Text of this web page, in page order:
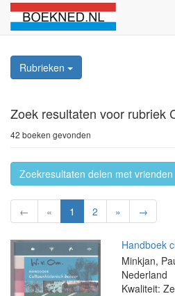
Rubrieken
Zoek resultaten voor rubriek
42 boeken gevonden
Zoekresultaten delen met vrienden
← « 1 2 » →
Handboek
Minkjan,
Nederland
Kwaliteit: